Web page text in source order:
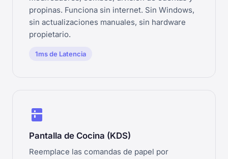
propinas. Funciona sin internet. Sin Windows,
sin actualizaciones manuales, sin hardware
propietario.
1ms de Latencia
kitchen
Pantalla de Cocina (KDS)
Reemplace las comandas de papel por